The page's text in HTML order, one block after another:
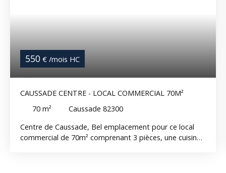
550 € /mois HC
CAUSSADE CENTRE - LOCAL COMMERCIAL 70M²
70 m²
Caussade 82300
Centre de Caussade, Bel emplacement pour ce local
commercial de 70m² comprenant 3 pièces, une cuisine,